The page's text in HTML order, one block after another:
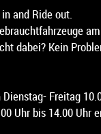
and Ride out.
dabei? Kein
Freitag
Uhr bis 14.00 Uhr